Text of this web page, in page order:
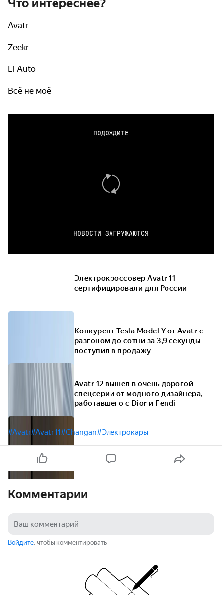
Что интереснее?
Avatr
Zeekr
Li Auto
Всё не моё
ПОДОЖДИТЕ
НОВОСТИ ЗАГРУЖАЮТСЯ
Электрокроссовер Avatr 11
сертифицировали для России
Конкурент Tesla Model Y от Avatr с
разгоном до сотни за 3,9 секунды
поступил в продажу
Avatr 12 вышел в очень дорогой
спецсерии от модного дизайнера,
работавшего с Dior и Fendi
#Avatr#Avatr 11#Changan#Электрокары
Комментарии
Войдите, чтобы комментировать